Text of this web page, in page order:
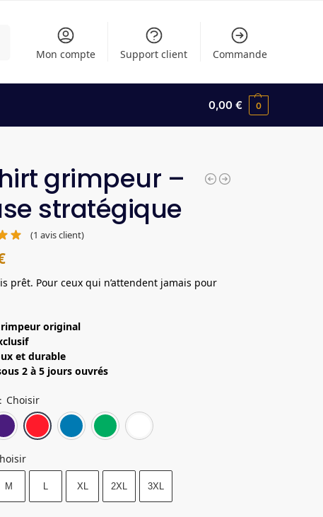
Mon compte Support client Commande
0,00€ 0
grimpeur –
stratégique
(1 avis client)
prêt. Pour ceux qui n’attendent jamais pour
original
et durable
2 à 5 jours ouvrés
: Choisir
Noir Violet Rouge Bleu saphir
M L XL 2XL 3XL